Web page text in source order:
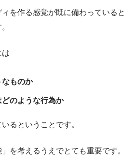
を作る感覚が既に備わっていると
は
なものか
のような行為か
るということです。
を考えるうえでとても重要です。